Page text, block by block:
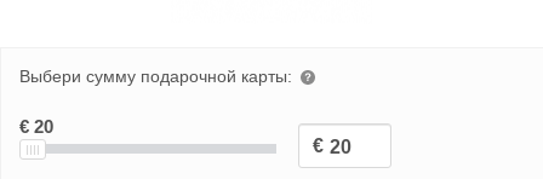
Выбери сумму подарочной карты: